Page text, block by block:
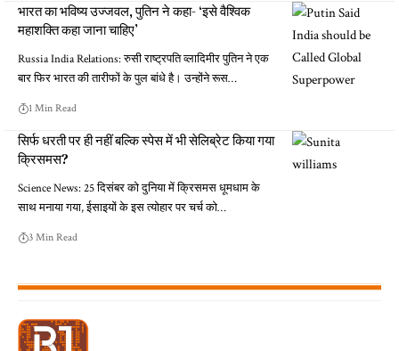
भारत का भविष्य उज्जवल, पुतिन ने कहा- ‘इसे वैश्विक
महाशक्ति कहा जाना चाहिए’
Russia India Relations: रुसी राष्ट्रपति व्लादिमीर पुतिन ने एक
बार फिर भारत की तारीफों के पुल बांधे है। उन्होंने रूस…
1 Min Read
सिर्फ धरती पर ही नहीं बल्कि स्पेस में भी सेलिब्रेट किया गया
क्रिसमस?
Science News: 25 दिसंबर को दुनिया में क्रिसमस धूमधाम के
साथ मनाया गया, ईसाइयों के इस त्योहार पर चर्च को…
3 Min Read